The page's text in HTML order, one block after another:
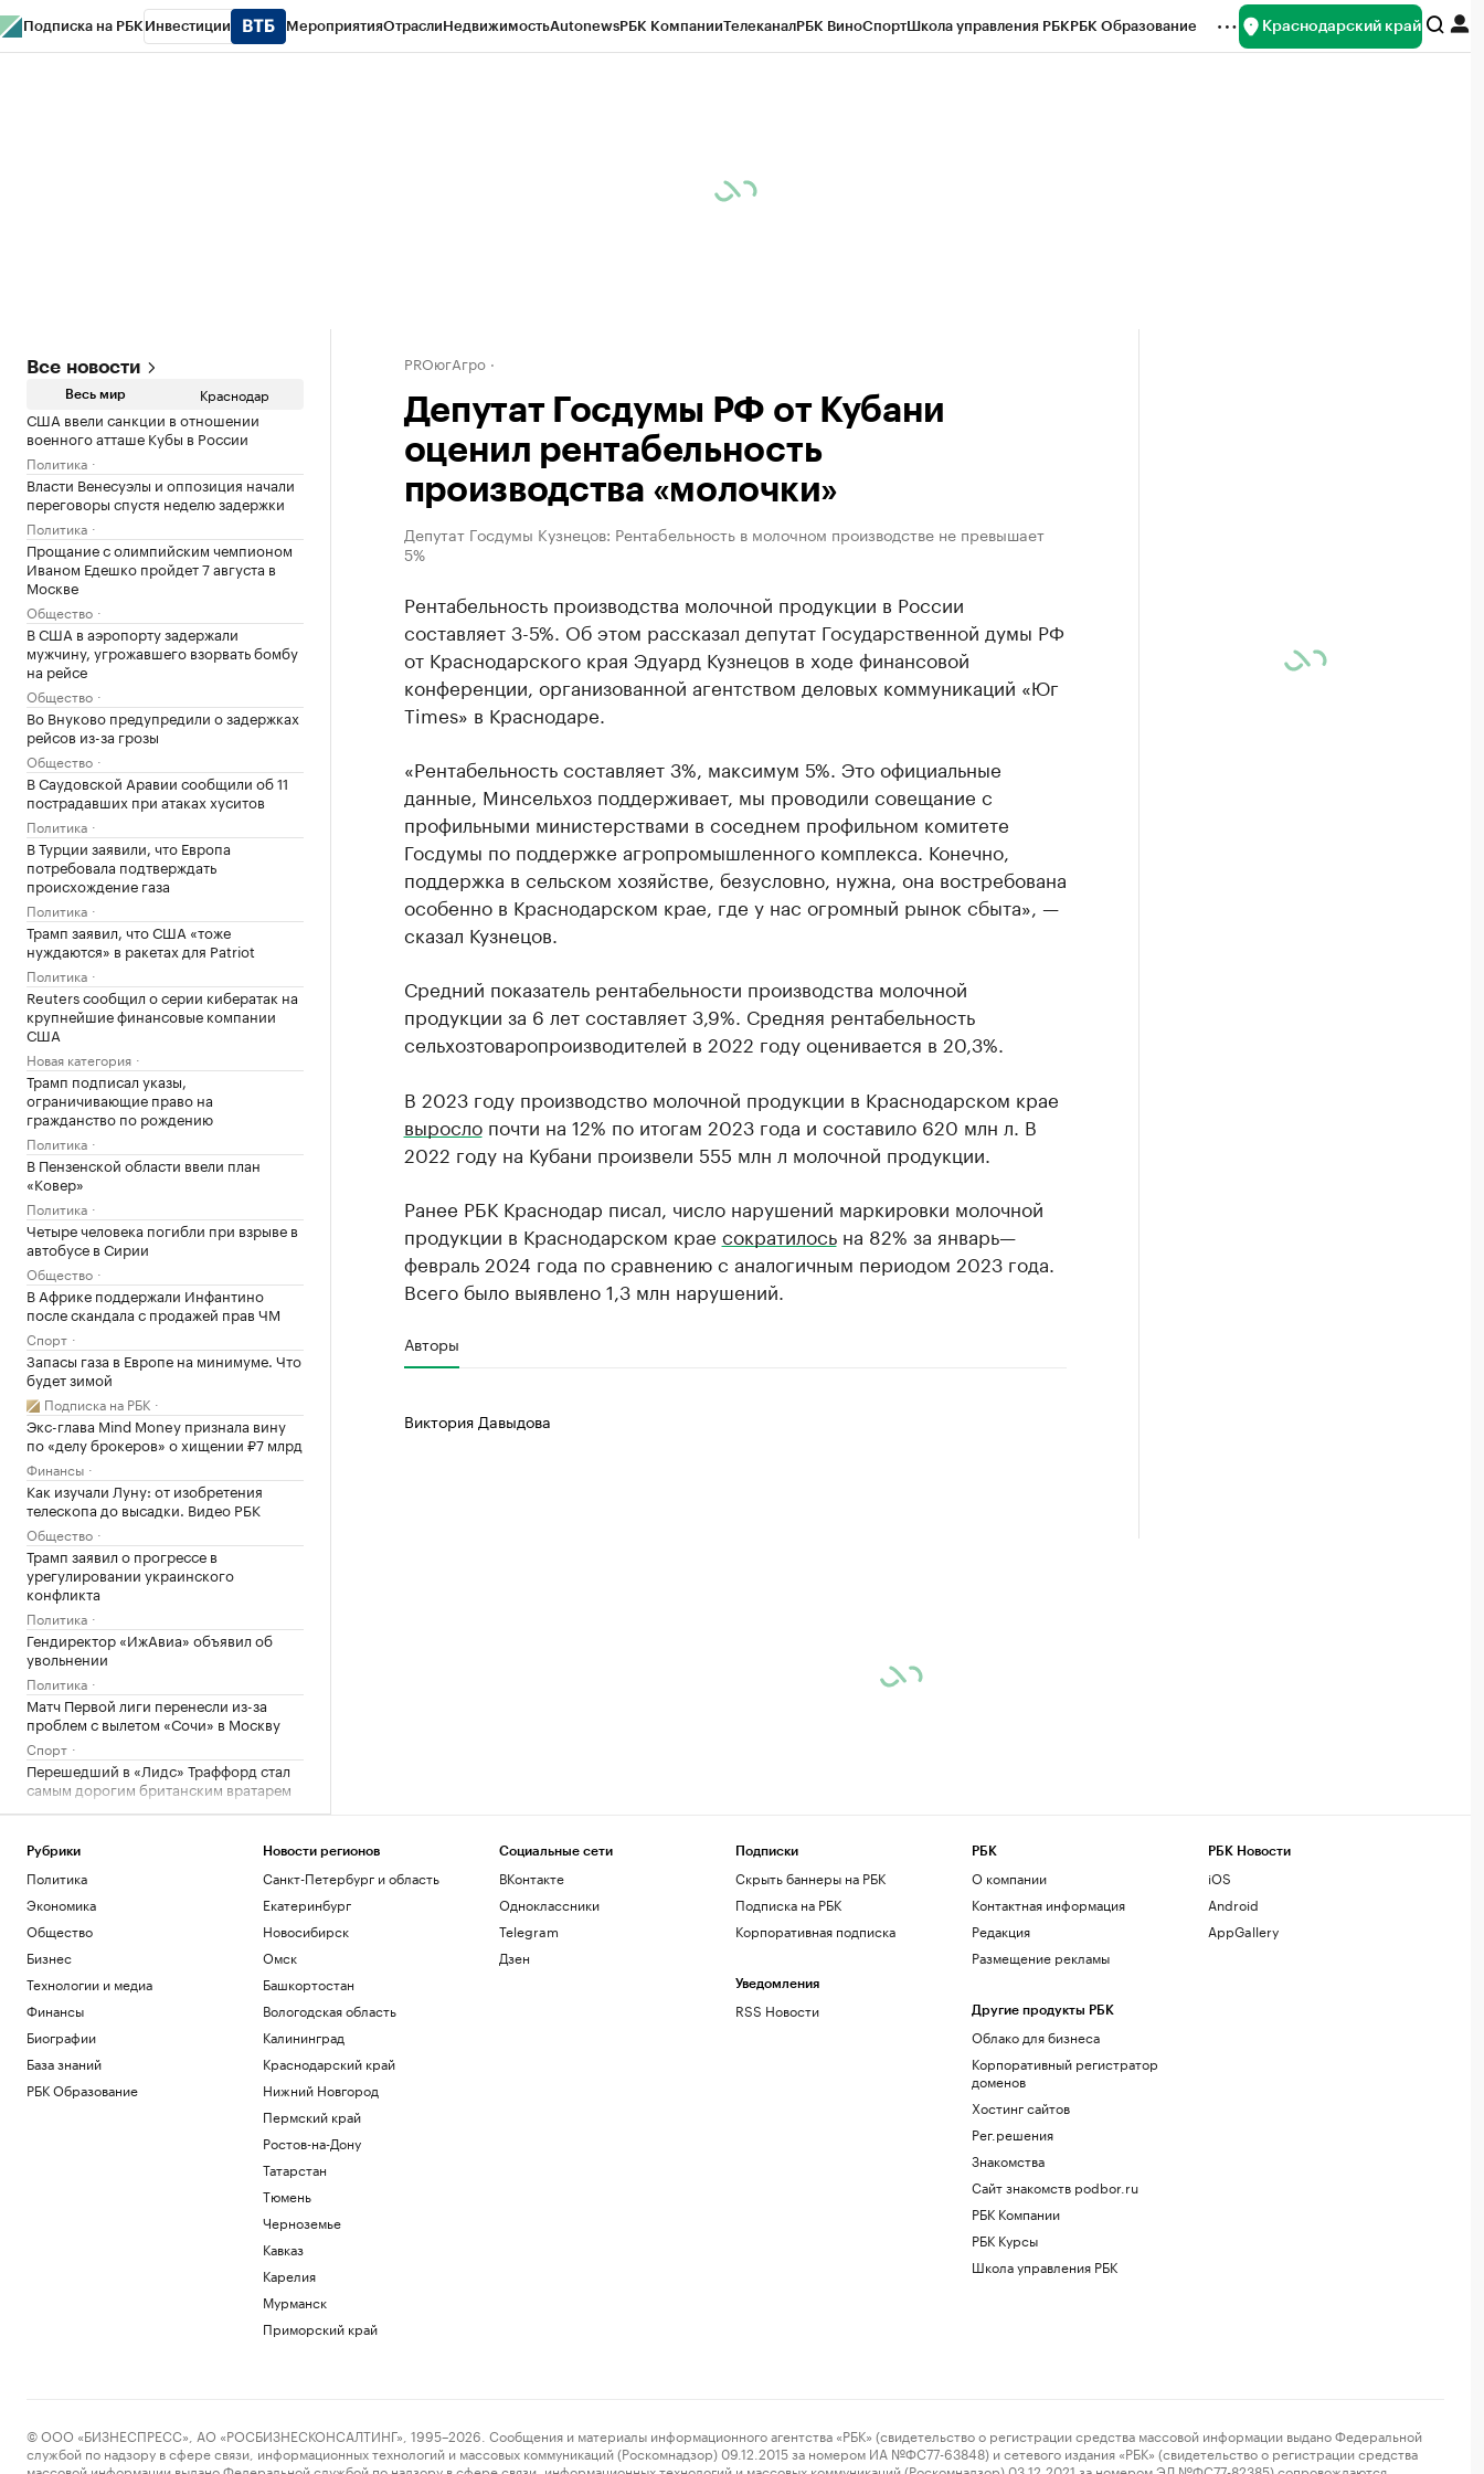
Подписка на РБК Инвестиции МероприятияОтраслиНедвижимостьAutonewsРБК КомпанииТелеканалРБК ВиноСпортШкола управления РБКРБК Образование Краснодарский край
Все новости
Весь мир Краснодар
США ввели санкции в отношении
военного атташе Кубы в России
Политика
Власти Венесуэлы и оппозиция начали
переговоры спустя неделю задержки
Политика
Прощание с олимпийским чемпионом
Иваном Едешко пройдет 7 августа в
Москве
Общество
В США в аэропорту задержали
мужчину, угрожавшего взорвать бомбу
на рейсе
Общество
Во Внуково предупредили о задержках
рейсов из-за грозы
Общество
В Саудовской Аравии сообщили об 11
пострадавших при атаках хуситов
Политика
В Турции заявили, что Европа
потребовала подтверждать
происхождение газа
Политика
Трамп заявил, что США «тоже
нуждаются» в ракетах для Patriot
Политика
Reuters сообщил о серии кибератак на
крупнейшие финансовые компании
США
Новая категория
Трамп подписал указы,
ограничивающие право на
гражданство по рождению
Политика
В Пензенской области ввели план
«Ковер»
Политика
Четыре человека погибли при взрыве в
автобусе в Сирии
Общество
В Африке поддержали Инфантино
после скандала с продажей прав ЧМ
Спорт
Запасы газа в Европе на минимуме. Что
будет зимой
Подписка на РБК
Экс-глава Mind Money признала вину
по «делу брокеров» о хищении ₽7 млрд
Финансы
Как изучали Луну: от изобретения
телескопа до высадки. Видео РБК
Общество
Трамп заявил о прогрессе в
урегулировании украинского
конфликта
Политика
Гендиректор «ИжАвиа» объявил об
увольнении
Политика
Матч Первой лиги перенесли из-за
проблем с вылетом «Сочи» в Москву
Спорт
Перешедший в «Лидс» Траффорд стал
самым дорогим британским вратарем
Спорт
PROюгАгро
Депутат Госдумы РФ от Кубани
оценил рентабельность
производства «молочки»
Депутат Госдумы Кузнецов: Рентабельность в молочном производстве не превышает
5%
Рентабельность производства молочной продукции в России
составляет 3-5%. Об этом рассказал депутат Государственной думы РФ
от Краснодарского края Эдуард Кузнецов в ходе финансовой
конференции, организованной агентством деловых коммуникаций «Юг
Times» в Краснодаре.
«Рентабельность составляет 3%, максимум 5%. Это официальные
данные, Минсельхоз поддерживает, мы проводили совещание с
профильными министерствами в соседнем профильном комитете
Госдумы по поддержке агропромышленного комплекса. Конечно,
поддержка в сельском хозяйстве, безусловно, нужна, она востребована
особенно в Краснодарском крае, где у нас огромный рынок сбыта», —
сказал Кузнецов.
Средний показатель рентабельности производства молочной
продукции за 6 лет составляет 3,9%. Средняя рентабельность
сельхозтоваропроизводителей в 2022 году оценивается в 20,3%.
В 2023 году производство молочной продукции в Краснодарском крае
вырослопочти на 12% по итогам 2023 года и составило 620 млн л. В
2022 году на Кубани произвели 555 млн л молочной продукции.
Ранее РБК Краснодар писал, число нарушений маркировки молочной
продукции в Краснодарском крае сократилосьна 82% за январь—
февраль 2024 года по сравнению с аналогичным периодом 2023 года.
Всего было выявлено 1,3 млн нарушений.
Авторы
Виктория Давыдова
Рубрики
Политика
Экономика
Общество
Бизнес
Технологии и медиа
Финансы
Биографии
База знаний
РБК Образование
Новости регионов
Санкт-Петербург и область
Екатеринбург
Новосибирск
Омск
Башкортостан
Вологодская область
Калининград
Краснодарский край
Нижний Новгород
Пермский край
Ростов-на-Дону
Татарстан
Тюмень
Черноземье
Кавказ
Карелия
Мурманск
Приморский край
Социальные сети
ВКонтакте
Одноклассники
Telegram
Дзен
Подписки
Скрыть баннеры на РБК
Подписка на РБК
Корпоративная подписка
Уведомления
RSS Новости
РБК
О компании
Контактная информация
Редакция
Размещение рекламы
Другие продукты РБК
Облако для бизнеса
Корпоративный регистратор
доменов
Хостинг сайтов
Рег.решения
Знакомства
Сайт знакомств podbor.ru
РБК Компании
РБК Курсы
Школа управления РБК
РБК Новости
iOS
Android
AppGallery
© ООО «БИЗНЕСПРЕСС», АО «РОСБИЗНЕСКОНСАЛТИНГ», 1995–2026. Сообщения и материалы информационного агентства «РБК» (свидетельство о регистрации средства массовой информации выдано Федеральной
службой по надзору в сфере связи, информационных технологий и массовых коммуникаций (Роскомнадзор) 09.12.2015 за номером ИА №ФС77-63848) и сетевого издания «РБК» (свидетельство о регистрации средства